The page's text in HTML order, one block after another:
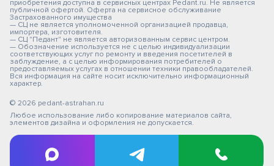
приобретения доступна в сервисных центрах Pedant.ru. Не является
публичной офертой. Оферта на сервисное обслуживание
Застрахованного имущества
— СЦ не является уполномоченной организацией продавца,
импортера, изготовителя.
— СЦ "Педант" не является авторизованным сервис центром.
— Обозначение используется не с целью индивидуализации
соответствующих услуг по ремонту и введения посетителей в
заблуждение, а с целью информирования потребителей о
предоставляемых услугах в отношении техники правообладателей.
Вся информация на сайте носит исключительно информационный
характер.
© 2026 pedant-astrahan.ru
Любое использование либо копирование материалов сайта,
элементов дизайна и оформления не допускается.